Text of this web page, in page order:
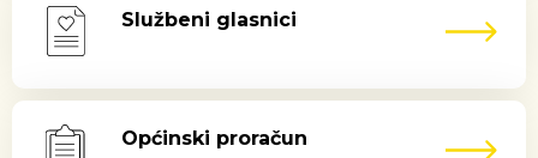
Službeni glasnici
Općinski proračun